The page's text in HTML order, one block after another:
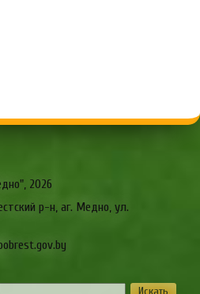
2026
р-н, аг. Медно, ул.